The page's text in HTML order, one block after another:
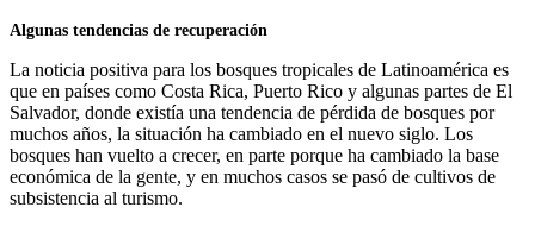
Algunas tendencias de recuperación
La noticia positiva para los bosques tropicales de Latinoamérica es
que en países como Costa Rica, Puerto Rico y algunas partes de El
Salvador, donde existía una tendencia de pérdida de bosques por
muchos años, la situación ha cambiado en el nuevo siglo. Los
bosques han vuelto a crecer, en parte porque ha cambiado la base
económica de la gente, y en muchos casos se pasó de cultivos de
subsistencia al turismo.